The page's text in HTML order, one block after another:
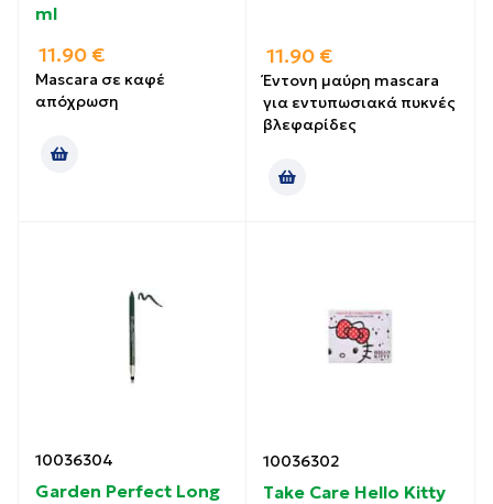
ml
11.90 €
Mascara σε καφέ
απόχρωση
11.90 €
Έντονη μαύρη mascara
για εντυπωσιακά πυκνές
βλεφαρίδες
10036304
Garden Perfect Long
10036302
Take Care Hello Kitty